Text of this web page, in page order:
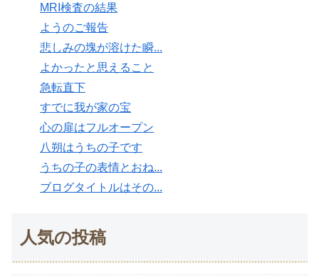
MRI検査の結果
ようのご報告
悲しみの塊が溶けた瞬...
よかったと思えること
急転直下
すでに我が家の宝
心の扉はフルオープン
八朔はうちの子です
うちの子の表情とおね...
ブログタイトルはその...
人気の投稿